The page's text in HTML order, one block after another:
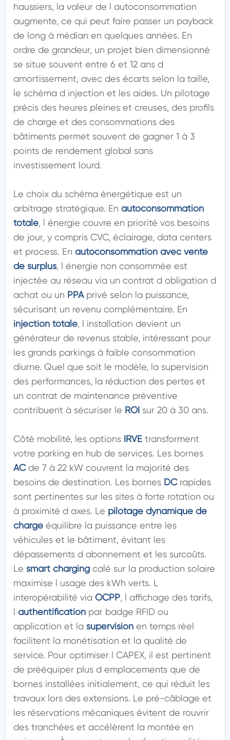
haussiers, la valeur de l autoconsommation
augmente, ce qui peut faire passer un payback
de long à médian en quelques années. En
ordre de grandeur, un projet bien dimensionné
se situe souvent entre 6 et 12 ans d
amortissement, avec des écarts selon la taille,
le schéma d injection et les aides. Un pilotage
précis des heures pleines et creuses, des profils
de charge et des consommations des
bâtiments permet souvent de gagner 1 à 3
points de rendement global sans
investissement lourd.
Le choix du schéma énergétique est un
arbitrage stratégique. En autoconsommation
totale, l énergie couvre en priorité vos besoins
de jour, y compris CVC, éclairage, data centers
et process. En autoconsommation avec vente
de surplus, l énergie non consommée est
injectée au réseau via un contrat d obligation d
achat ou un PPA privé selon la puissance,
injection totale, l installation devient un
générateur de revenus stable, intéressant pour
les grands parkings à faible consommation
diurne. Quel que soit le modèle, la supervision
des performances, la réduction des pertes et
un contrat de maintenance préventive
contribuent à sécuriser le ROI sur 20 à 30 ans.
Côté mobilité, les options IRVE transforment
AC de 7 à 22 kW couvrent la majorité des
besoins de destination. Les bornes DC rapides
sont pertinentes sur les sites à forte rotation ou
à proximité d axes. Le pilotage dynamique de
charge équilibre la puissance entre les
véhicules et le bâtiment, évitant les
dépassements d abonnement et les surcoûts.
Le smart charging calé sur la production solaire
maximise l usage des kWh verts. L
interopérabilité via OCPP, l affichage des tarifs,
l authentification par badge RFID ou
application et la supervision en temps réel
facilitent la monétisation et la qualité de
service. Pour optimiser l CAPEX, il est pertinent
de prééquiper plus d emplacements que de
bornes installées initialement, ce qui réduit les
travaux lors des extensions. Le pré-câblage et
les réservations mécaniques évitent de rouvrir
des tranchées et accélèrent la montée en